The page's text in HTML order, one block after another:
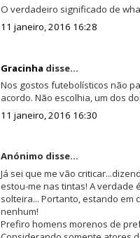
O verdadeiro significado de
11 janeiro, 2016 16:28
Gracinha disse...
Nos gostos futebolísticos não
acordo. Não escolhia, um dos
11 janeiro, 2016 16:30
Anónimo disse...
Já sei que me vão
estou-me nas tintas! A verdade
solteira... Portanto, estando
nenhum!
Prefiro homens morenos de